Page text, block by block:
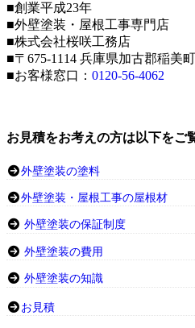
■創業平成23年
■外壁塗装・屋根工事専門店
■株式会社桜咲工務店
■〒675-1114 兵庫県加古郡稲美
■お客様窓口： 0120-56-4062
お見積をお考えの方は以下をご
外壁塗装の塗料
外壁塗装・屋根工事の屋根材
外壁塗装の保証制度
外壁塗装の費用
外壁塗装の知識
お見積